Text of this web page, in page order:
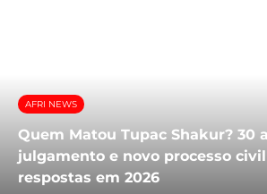
AFRI NEWS
Quem Matou Tupac Shakur? 30
julgamento e novo processo
respostas em 2026